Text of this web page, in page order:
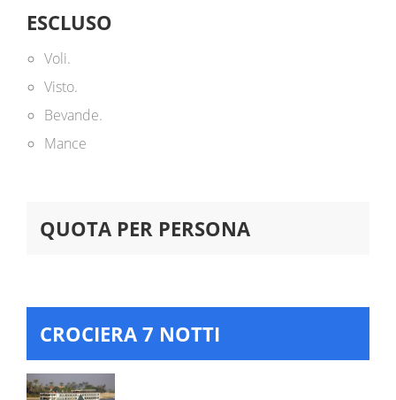
ESCLUSO
Voli.
Visto.
Bevande.
Mance
QUOTA PER PERSONA
CROCIERA 7 NOTTI